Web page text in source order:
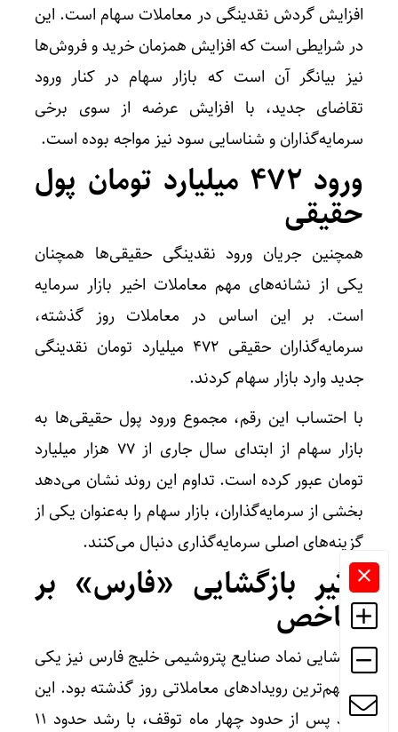
افزایش گردش نقدینگی در معاملات سهام است. این
در شرایطی است که افزایش همزمان خرید و فروش‌ها
نیز بیانگر آن است که بازار سهام در کنار ورود
تقاضای جدید، با افزایش عرضه از سوی برخی
سرمایه‌گذاران و شناسایی سود نیز مواجه بوده است.
ورود 472 میلیارد تومان پول
حقیقی
همچنین جریان ورود نقدینگی حقیقی‌ها همچنان
یکی از نشانه‌های مهم معاملات اخیر بازار سرمایه
است. بر این اساس در معاملات روز گذشته،
سرمایه‌گذاران حقیقی 472 میلیارد تومان نقدینگی
جدید وارد بازار سهام کردند.
با احتساب این رقم، مجموع ورود پول حقیقی‌ها به
بازار سهام از ابتدای سال جاری از 77 هزار میلیارد
تومان عبور کرده است. تداوم این روند نشان می‌دهد
بخشی از سرمایه‌گذاران، بازار سهام را به‌عنوان یکی از
گزینه‌های اصلی سرمایه‌گذاری دنبال می‌کنند.
تاثیر بازگشایی «فارس» بر
شاخص
بازگشایی نماد صنایع پتروشیمی خلیج فارس نیز یکی
از مهم‌ترین رویدادهای معاملاتی روز گذشته بود. این
نماد پس از حدود چهار ماه توقف، با رشد حدود 11